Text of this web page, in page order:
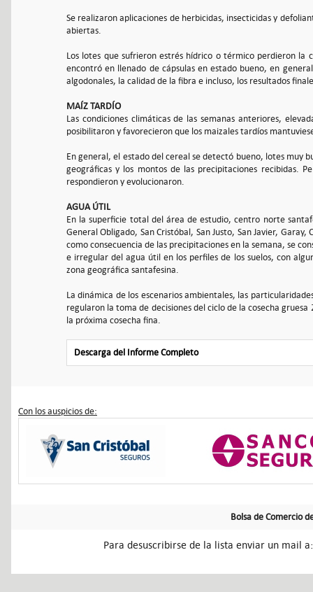
Se realizaron aplicaciones de herbicidas, insecticidas y
abiertas.
Los lotes que sufrieron estrés hídrico o térmico perdieron la
encontró en llenado de cápsulas en estado bueno, en
algodonales, la calidad de la fibra e incluso, los resultados
MAÍZ TARDÍO
Las condiciones climáticas de las semanas anteriores,
posibilitaron y favorecieron que los maizales tardíos
En general, el estado del cereal se detectó bueno, lotes muy
geográficas y los montos de las precipitaciones recibidas.
respondieron y evolucionaron.
AGUA ÚTIL
En la superficie total del área de estudio, centro norte
General Obligado, San Cristóbal, San Justo, San Javier,
como consecuencia de las precipitaciones en la semana, se
e irregular del agua útil en los perfiles de los suelos, con
zona geográfica santafesina.
La dinámica de los escenarios ambientales, las
regularon la toma de decisiones del ciclo de la cosecha
la próxima cosecha fina.
Descarga del Informe Completo
Con los auspicios de:
Bolsa de Comercio
Para desuscribirse de la lista enviar un mail